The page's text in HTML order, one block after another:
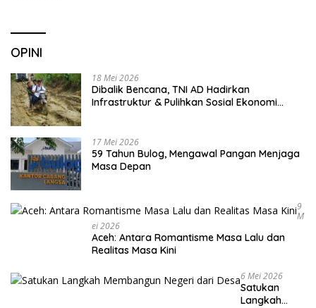
OPINI
18 Mei 2026
Dibalik Bencana, TNI AD Hadirkan
Infrastruktur & Pulihkan Sosial Ekonomi
17 Mei 2026
59 Tahun Bulog, Mengawal Pangan Menjaga
Masa Depan
9
M
Ei 2026
Aceh: Antara Romantisme Masa Lalu dan
Realitas Masa Kini
6 Mei 2026
Satukan
Langkah